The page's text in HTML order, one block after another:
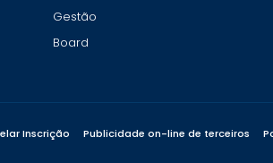
Gestão
Board
Inscrição Publicidade on-line de terceiros